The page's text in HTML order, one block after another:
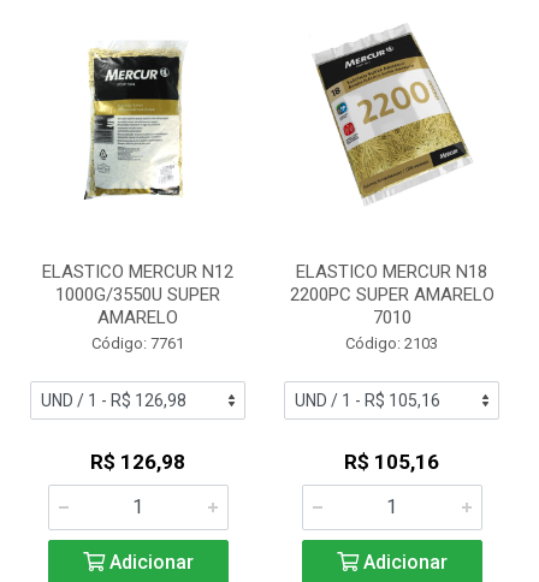
ELASTICO MERCUR N12
1000G/3550U SUPER
AMARELO
Código: 7761
R$ 126,98
Adicionar
ELASTICO MERCUR N18
2200PC SUPER AMARELO
7010
Código: 2103
R$ 105,16
Adicionar